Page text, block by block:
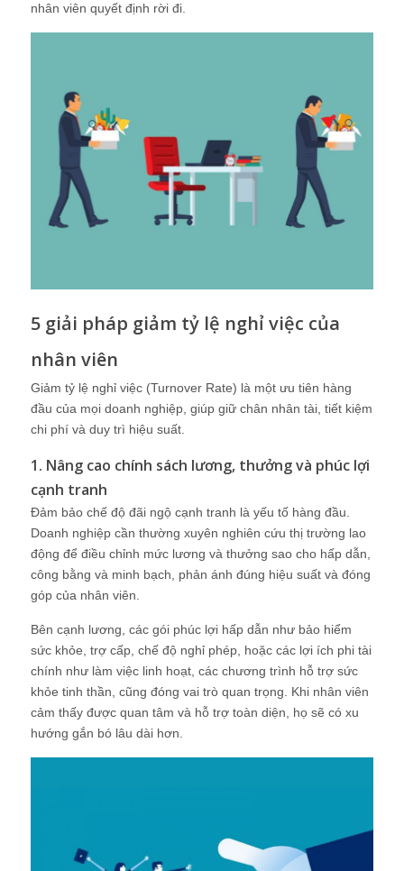
nhân viên quyết định rời đi.
5 giải pháp giảm tỷ lệ nghỉ việc của
nhân viên
Giảm tỷ lệ nghỉ việc (Turnover Rate) là một ưu tiên hàng
đầu của mọi doanh nghiệp, giúp giữ chân nhân tài, tiết kiệm
chi phí và duy trì hiệu suất.
1. Nâng cao chính sách lương, thưởng và phúc lợi
cạnh tranh
Đảm bảo chế độ đãi ngộ cạnh tranh là yếu tố hàng đầu.
Doanh nghiệp cần thường xuyên nghiên cứu thị trường lao
động để điều chỉnh mức lương và thưởng sao cho hấp dẫn,
công bằng và minh bạch, phản ánh đúng hiệu suất và đóng
góp của nhân viên.
Bên cạnh lương, các gói phúc lợi hấp dẫn như bảo hiểm
sức khỏe, trợ cấp, chế độ nghỉ phép, hoặc các lợi ích phi tài
chính như làm việc linh hoạt, các chương trình hỗ trợ sức
khỏe tinh thần, cũng đóng vai trò quan trọng. Khi nhân viên
cảm thấy được quan tâm và hỗ trợ toàn diện, họ sẽ có xu
hướng gắn bó lâu dài hơn.